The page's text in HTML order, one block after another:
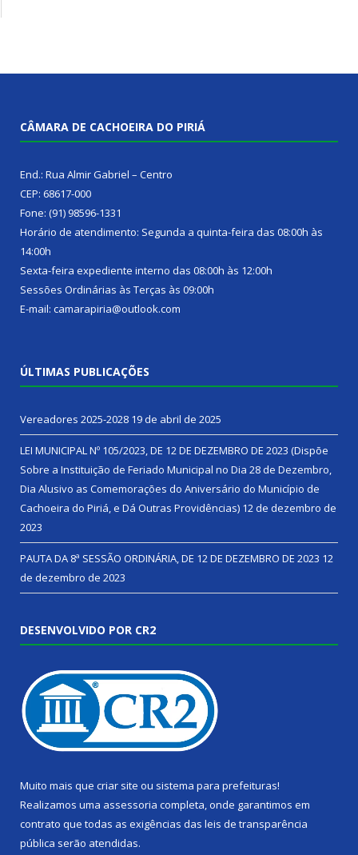
CÂMARA DE CACHOEIRA DO PIRIÁ
End.: Rua Almir Gabriel – Centro
CEP: 68617-000
Fone: (91) 98596-1331
Horário de atendimento: Segunda a quinta-feira das 08:00h às
14:00h
Sexta-feira expediente interno das 08:00h às 12:00h
Sessões Ordinárias às Terças às 09:00h
E-mail: camarapiria@outlook.com
ÚLTIMAS PUBLICAÇÕES
Vereadores 2025-2028 19 de abril de 2025
LEI MUNICIPAL Nº 105/2023, DE 12 DE DEZEMBRO DE 2023 (Dispõe
Sobre a Instituição de Feriado Municipal no Dia 28 de Dezembro,
Dia Alusivo as Comemorações do Aniversário do Município de
Cachoeira do Piriá, e Dá Outras Providências) 12 de dezembro de
2023
PAUTA DA 8ª SESSÃO ORDINÁRIA, DE 12 DE DEZEMBRO DE 2023 12
de dezembro de 2023
DESENVOLVIDO POR CR2
Muito mais que criar site ou sistema para prefeituras!
Realizamos uma assessoria completa, onde garantimos em
contrato que todas as exigências das leis de transparência
pública serão atendidas.